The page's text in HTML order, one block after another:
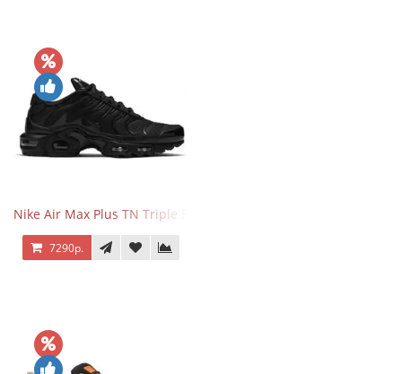
Nike Air Max Plus TN Triple Black
7290р.